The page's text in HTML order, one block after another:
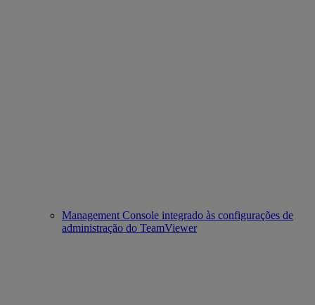
Management Console integrado às configurações de
administração do TeamViewer